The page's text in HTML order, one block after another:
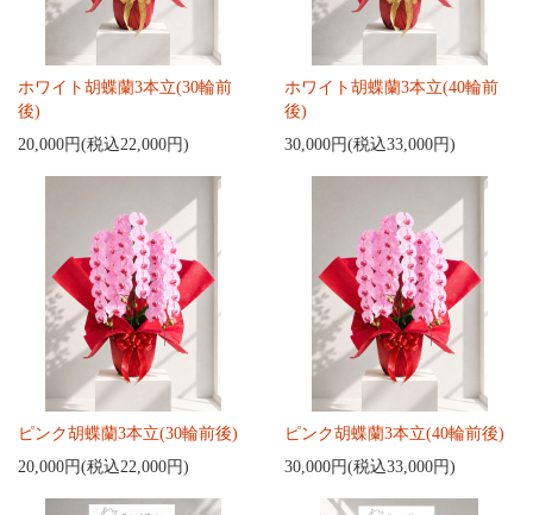
ホワイト胡蝶蘭3本立(30輪前
後)
20,000円(税込22,000円)
ホワイト胡蝶蘭3本立(40輪前
後)
30,000円(税込33,000円)
ピンク胡蝶蘭3本立(30輪前後)
20,000円(税込22,000円)
ピンク胡蝶蘭3本立(40輪前後)
30,000円(税込33,000円)